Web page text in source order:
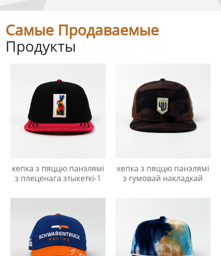
Самые Продаваемые
Продукты
кепка з пяццю панэлямі
з плеценага этыкеткі-1
кепка з пяццю панэлямі
з гумовай накладкай